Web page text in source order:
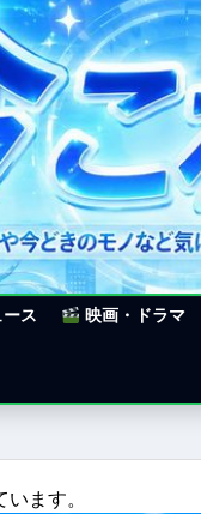
ス 映画・ドラマ
ます。